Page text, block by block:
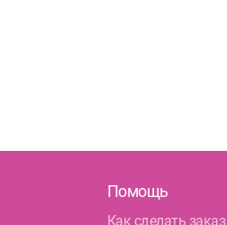
Помощь
Как сделать заказ